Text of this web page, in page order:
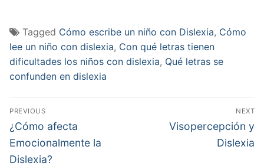
Tagged Cómo escribe un niño con Dislexia, Cómo
lee un niño con dislexia, Con qué letras tienen
dificultades los niños con dislexia, Qué letras se
confunden en dislexia
Navegación
de
entradas
PREVIOUS
Previous
post:
¿Cómo afecta
Emocionalmente la
Dislexia?
NEXT
Next
Visopercepción y
Dislexia